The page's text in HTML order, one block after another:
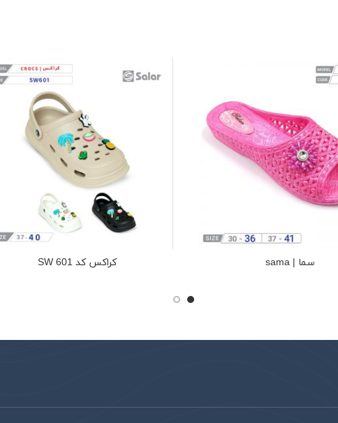
سما | sama کراکس کد SW 601